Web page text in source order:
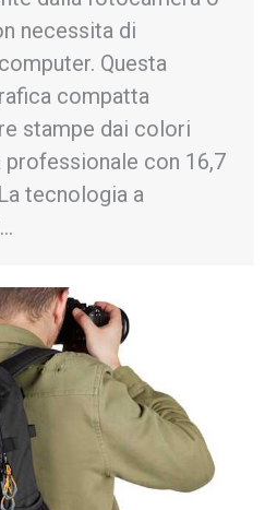
necessita di
Questa
compatta
stampe dai colori
con 16,7
tecnologia a